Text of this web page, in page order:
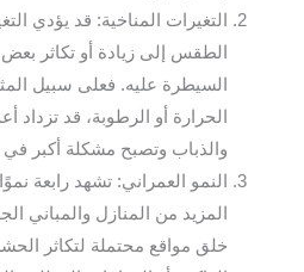
التغيرات المناخية: قد يؤدي
الطقس إلى زيادة أو تكاثر
السيطرة عليه. فعلى سبيل
الحرارة أو الرطوبة، قد تزداد
والذباب وتصبح مشكلة أكبر في
النمو العمراني: تشهد رابعة
المزيد من المنازل والمباني
خلق مواقع محتملة لتكاثر